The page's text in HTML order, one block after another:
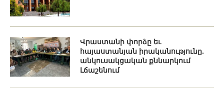
Վրաստանի փորձը եւ
հայաստանյան իրականությունը.
անկուսակցական քննարկում
Լճաշենում